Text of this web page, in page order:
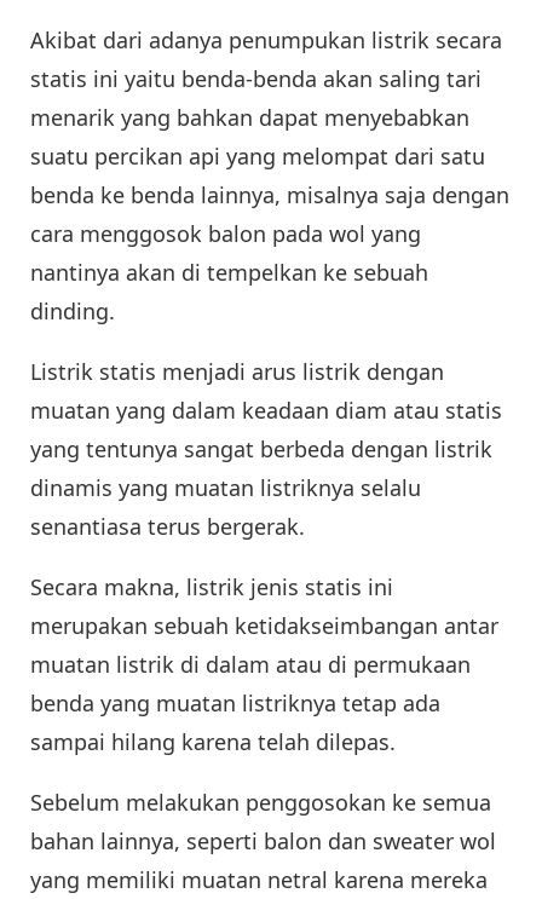
Akibat dari adanya penumpukan listrik secara
statis ini yaitu benda-benda akan saling tari
menarik yang bahkan dapat menyebabkan
suatu percikan api yang melompat dari satu
benda ke benda lainnya, misalnya saja dengan
cara menggosok balon pada wol yang
nantinya akan di tempelkan ke sebuah
dinding.
Listrik statis menjadi arus listrik dengan
muatan yang dalam keadaan diam atau statis
yang tentunya sangat berbeda dengan listrik
dinamis yang muatan listriknya selalu
senantiasa terus bergerak.
Secara makna, listrik jenis statis ini
merupakan sebuah ketidakseimbangan antar
muatan listrik di dalam atau di permukaan
benda yang muatan listriknya tetap ada
sampai hilang karena telah dilepas.
Sebelum melakukan penggosokan ke semua
bahan lainnya, seperti balon dan sweater wol
yang memiliki muatan netral karena mereka